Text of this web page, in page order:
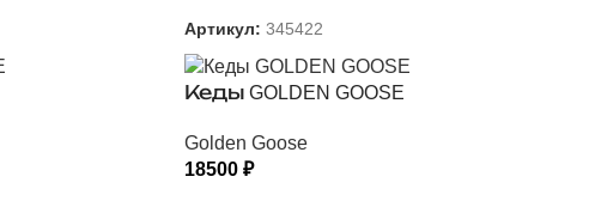
Артикул: 345422
Кеды GOLDEN GOOSE
Golden Goose
18500 ₽